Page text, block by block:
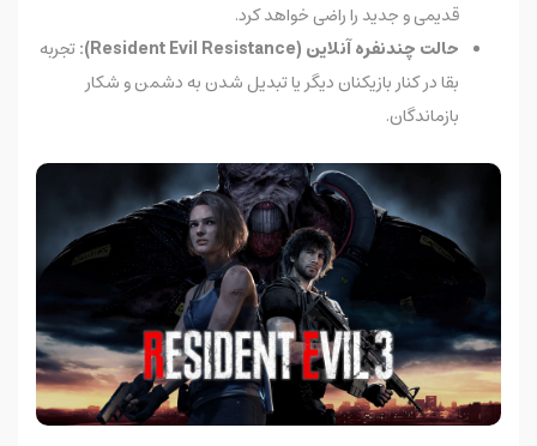
قدیمی و جدید را راضی خواهد کرد.
حالت چندنفره آنلاین (Resident Evil Resistance):
تجربه
بقا در کنار بازیکنان دیگر یا تبدیل شدن به دشمن و شکار
بازماندگان.